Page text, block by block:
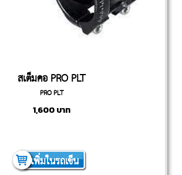
สเต็มคอ PRO PLT
PRO PLT
1,600 บาท
เพิ่มในรถเข็น